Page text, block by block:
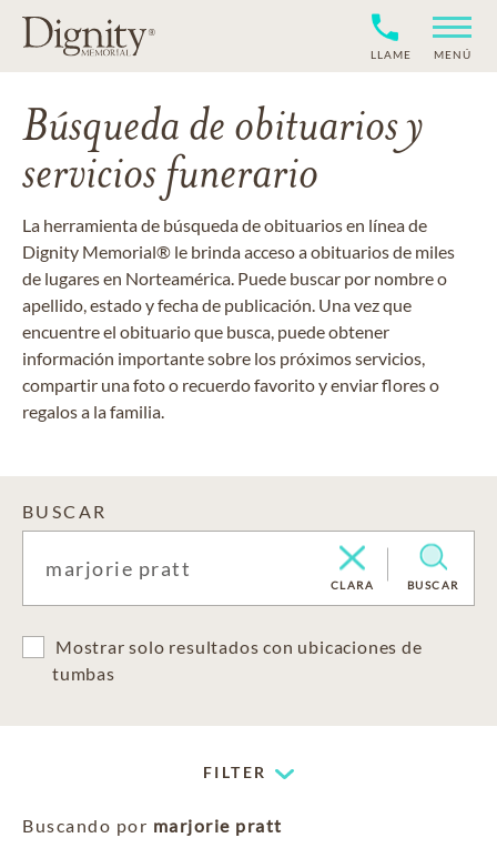
LLAME MENÚ
Búsqueda de obituarios y
servicios funerario
La herramienta de búsqueda de obituarios en línea de
Dignity Memorial® le brinda acceso a obituarios de miles
de lugares en Norteamérica. Puede buscar por nombre o
apellido, estado y fecha de publicación. Una vez que
encuentre el obituario que busca, puede obtener
información importante sobre los próximos servicios,
compartir una foto o recuerdo favorito y enviar flores o
regalos a la familia.
BUSCAR
CLARA BUSCAR
Mostrar solo resultados con ubicaciones de
tumbas
FILTER
Buscando por marjorie pratt